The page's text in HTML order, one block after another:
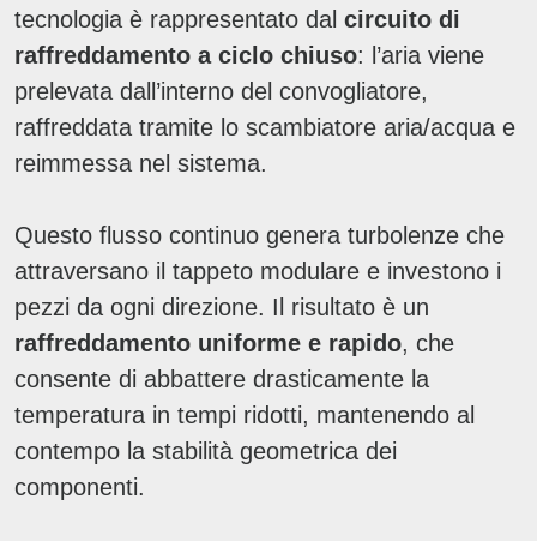
tecnologia è rappresentato dal circuito di
raffreddamento a ciclo chiuso: l’aria viene
prelevata dall’interno del convogliatore,
raffreddata tramite lo scambiatore aria/acqua e
reimmessa nel sistema.
Questo flusso continuo genera turbolenze che
attraversano il tappeto modulare e investono i
pezzi da ogni direzione. Il risultato è un
raffreddamento uniforme e rapido, che
consente di abbattere drasticamente la
temperatura in tempi ridotti, mantenendo al
contempo la stabilità geometrica dei
componenti.